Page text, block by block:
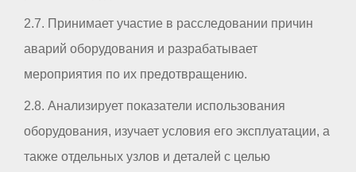
2.7. Принимает участие в расследовании причин
аварий оборудования и разрабатывает
мероприятия по их предотвращению.
2.8. Анализирует показатели использования
оборудования, изучает условия его эксплуатации, а
также отдельных узлов и деталей с целью